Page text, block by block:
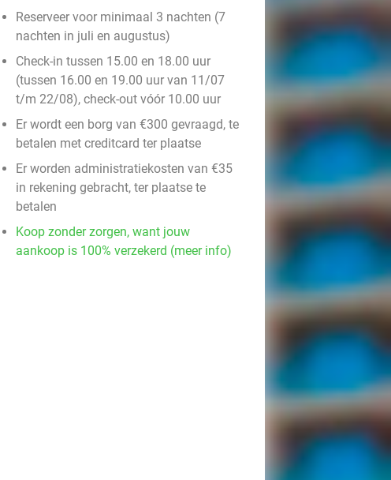
Reserveer voor minimaal 3 nachten (7
nachten in juli en augustus)
Check-in tussen 15.00 en 18.00 uur
(tussen 16.00 en 19.00 uur van 11/07
t/m 22/08), check-out vóór 10.00 uur
Er wordt een borg van €300 gevraagd, te
betalen met creditcard ter plaatse
Er worden administratiekosten van €35
in rekening gebracht, ter plaatse te
betalen
Koop zonder zorgen, want jouw
aankoop is 100% verzekerd (meer info)